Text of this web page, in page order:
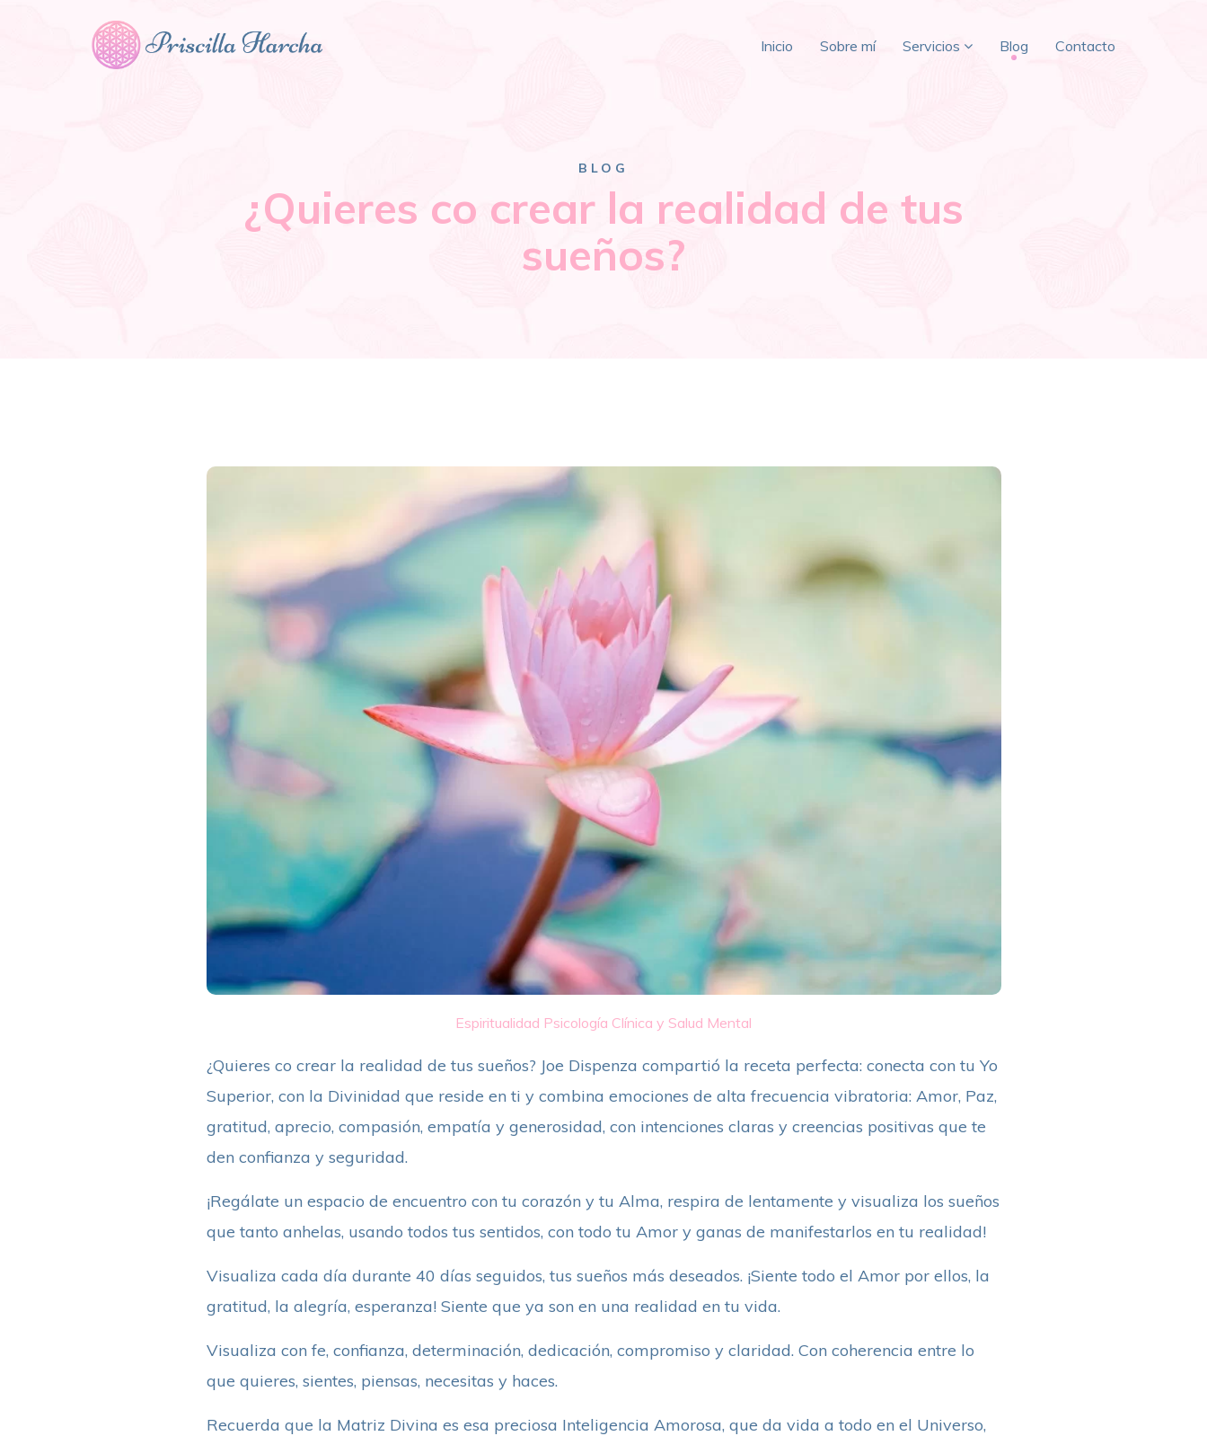
Inicio Sobre mí Servicios Blog Contacto
BLOG
¿Quieres co crear la realidad de tus
sueños?
Espiritualidad Psicología Clínica y Salud Mental
¿Quieres co crear la realidad de tus sueños? Joe Dispenza compartió la receta perfecta: conecta con tu Yo
Superior, con la Divinidad que reside en ti y combina emociones de alta frecuencia vibratoria: Amor, Paz,
gratitud, aprecio, compasión, empatía y generosidad, con intenciones claras y creencias positivas que te
den confianza y seguridad.
¡Regálate un espacio de encuentro con tu corazón y tu Alma, respira de lentamente y visualiza los sueños
que tanto anhelas, usando todos tus sentidos, con todo tu Amor y ganas de manifestarlos en tu realidad!
Visualiza cada día durante 40 días seguidos, tus sueños más deseados. ¡Siente todo el Amor por ellos, la
gratitud, la alegría, esperanza! Siente que ya son en una realidad en tu vida.
Visualiza con fe, confianza, determinación, dedicación, compromiso y claridad. Con coherencia entre lo
que quieres, sientes, piensas, necesitas y haces.
Recuerda que la Matriz Divina es esa preciosa Inteligencia Amorosa, que da vida a todo en el Universo,